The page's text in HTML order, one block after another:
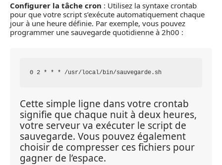
Configurer la tâche cron : Utilisez la syntaxe crontab
pour que votre script s’exécute automatiquement chaque
jour à une heure définie. Par exemple, vous pouvez
programmer une sauvegarde quotidienne à 2h00 :
Cette simple ligne dans votre crontab
signifie que chaque nuit à deux heures,
votre serveur va exécuter le script de
sauvegarde. Vous pouvez également
choisir de compresser ces fichiers pour
gagner de l’espace.